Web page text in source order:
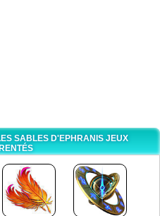
SABLES D'EPHRANIS JEUX